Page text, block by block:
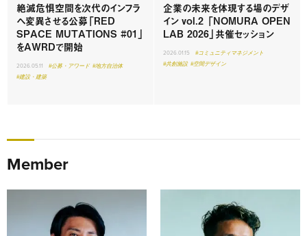
絶滅危惧空間を次代のインフラ
へ変異させる公募「RED
SPACE MUTATIONS #01」
をAWRDで開始
2026.05.11 #公募・アワード #地方自治体
#建設・建築
企業の未来を体現する場のデザ
イン vol.2 「NOMURA OPEN
LAB 2026」共催セッション
2026.01.15
#コミュニティマネジメント
#共創施設 #空間デザイン
Member